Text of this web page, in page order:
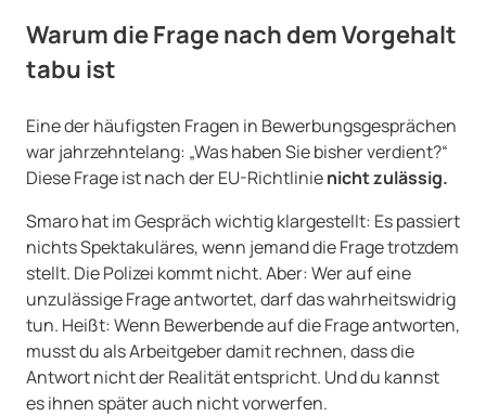
Warum die Frage nach dem Vorgehalt
tabu ist
Eine der häufigsten Fragen in Bewerbungsgesprächen
war jahrzehntelang: „Was haben Sie bisher verdient?“
Diese Frage ist nach der EU-Richtlinienicht zulässig.
Smaro hat im Gespräch wichtig klargestellt: Es passiert
nichts Spektakuläres, wenn jemand die Frage trotzdem
stellt. Die Polizei kommt nicht. Aber: Wer auf eine
unzulässige Frage antwortet, darf das wahrheitswidrig
tun. Heißt: Wenn Bewerbende auf die Frage antworten,
musst du als Arbeitgeber damit rechnen, dass die
Antwort nicht der Realität entspricht. Und du kannst
es ihnen später auch nicht vorwerfen.